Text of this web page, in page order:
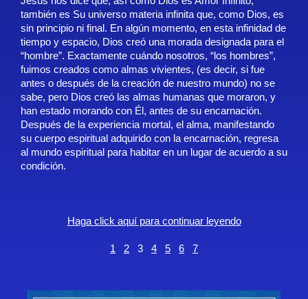
también es Su universo materia infinita que, como Dios, es
sin principio ni final. En algún momento, en esta infinidad de
tiempo y espacio, Dios creó una morada designada para el
“hombre”. Exactamente cuándo nosotros, “los hombres”,
fuimos creados como almas vivientes, (es decir, si fue
antes o después de la creación de nuestro mundo) no se
sabe, pero Dios creó las almas humanas que moraron, y
han estado morando con Él, antes de su encarnación.
Después de la experiencia mortal, el alma, manifestando
su cuerpo espiritual adquirido con la encarnación, regresa
al mundo espiritual para habitar en un lugar de acuerdo a su
condición.
Haga click aquí para continuar leyendo
1 2 3 4 5 6 7